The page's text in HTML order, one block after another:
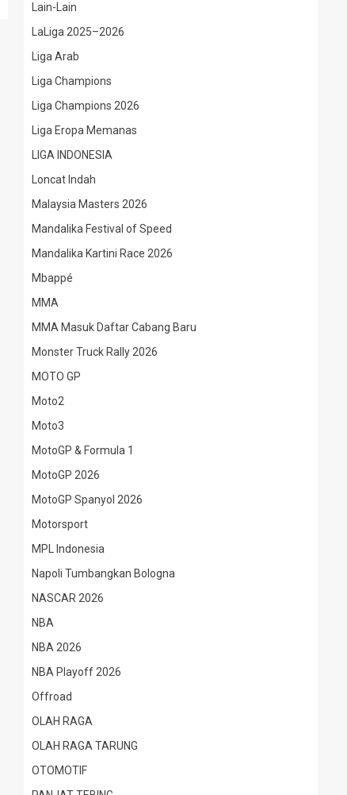
Lain-Lain
LaLiga 2025–2026
Liga Arab
Liga Champions
Liga Champions 2026
Liga Eropa Memanas
LIGA INDONESIA
Loncat Indah
Malaysia Masters 2026
Mandalika Festival of Speed
Mandalika Kartini Race 2026
Mbappé
MMA
MMA Masuk Daftar Cabang Baru
Monster Truck Rally 2026
MOTO GP
Moto2
Moto3
MotoGP & Formula 1
MotoGP 2026
MotoGP Spanyol 2026
Motorsport
MPL Indonesia
Napoli Tumbangkan Bologna
NASCAR 2026
NBA
NBA 2026
NBA Playoff 2026
Offroad
OLAH RAGA
OLAH RAGA TARUNG
OTOMOTIF